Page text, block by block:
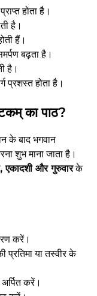
होता है।
है।
हैं।
बढ़ता है।
है।
प्रशस्त होता है।
का पाठ?
के बाद भगवान
शुभ माना जाता है।
एकादशी और गुरुवारके
करें।
या तस्वीर के
करें।